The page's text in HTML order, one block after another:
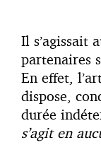
Il s’agissait
partenaires
En effet,
dispose,
durée
s’agit en